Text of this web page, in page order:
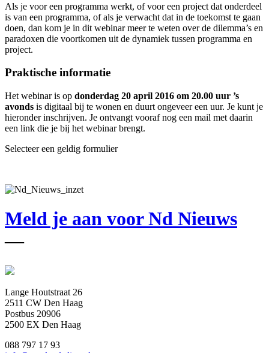
Als je voor een programma werkt, of voor een project dat onderdeel
is van een programma, of als je verwacht dat in de toekomst te gaan
doen, dan kom je in dit webinar meer te weten over de dilemma’s en
paradoxen die voortkomen uit de dynamiek tussen programma en
project.
Praktische informatie
Het webinar is op donderdag 20 april 2016 om 20.00 uur ’s
avonds is digitaal bij te wonen en duurt ongeveer een uur. Je kunt je
hieronder inschrijven. Je ontvangt vooraf nog een mail met daarin
een link die je bij het webinar brengt.
Selecteer een geldig formulier
Meld je aan voor Nd Nieuws
—
Lange Houtstraat 26
2511 CW Den Haag
Postbus 20906
2500 EX Den Haag
088 797 17 93